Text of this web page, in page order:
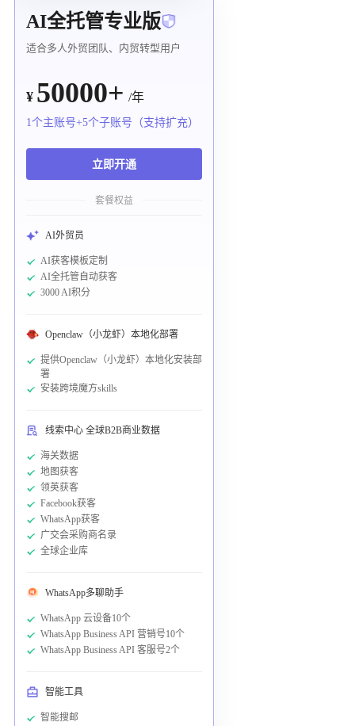
AI全托管专业版
适合多人外贸团队、内贸转型用户
¥ 50000+ /年
1个主账号+5个子账号（支持扩充）
立即开通
套餐权益
AI外贸员
AI获客模板定制
AI全托管自动获客
3000 AI积分
Openclaw（小龙虾）本地化部署
提供Openclaw（小龙虾）本地化安装部
署
安装跨境魔方skills
线索中心 全球B2B商业数据
海关数据
地图获客
领英获客
Facebook获客
WhatsApp获客
广交会采购商名录
全球企业库
WhatsApp多聊助手
WhatsApp 云设备10个
WhatsApp Business API 营销号10个
WhatsApp Business API 客服号2个
智能工具
智能搜邮